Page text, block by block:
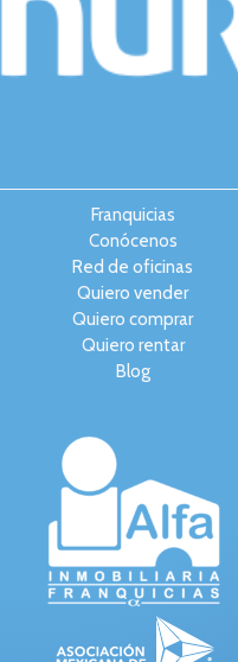
Franquicias
Conócenos
Red de oficinas
Quiero vender
Quiero comprar
Quiero rentar
Blog